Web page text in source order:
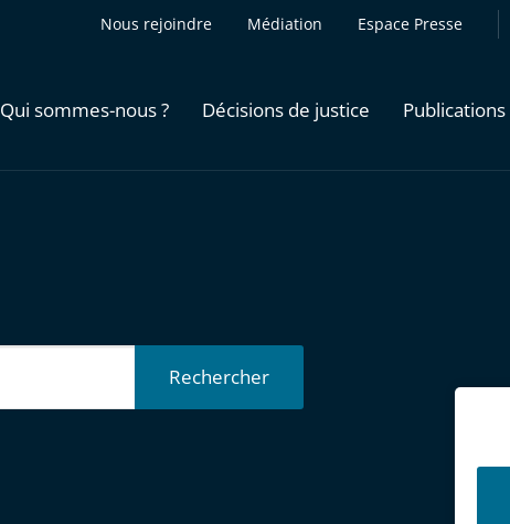
Nous rejoindre Médiation Espace Presse
Qui sommes-nous ? Décisions de justice Publications
Rechercher